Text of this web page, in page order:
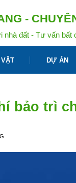
-
nhà đất - Tư vấn bất
DỰ ÁN
bảo trì